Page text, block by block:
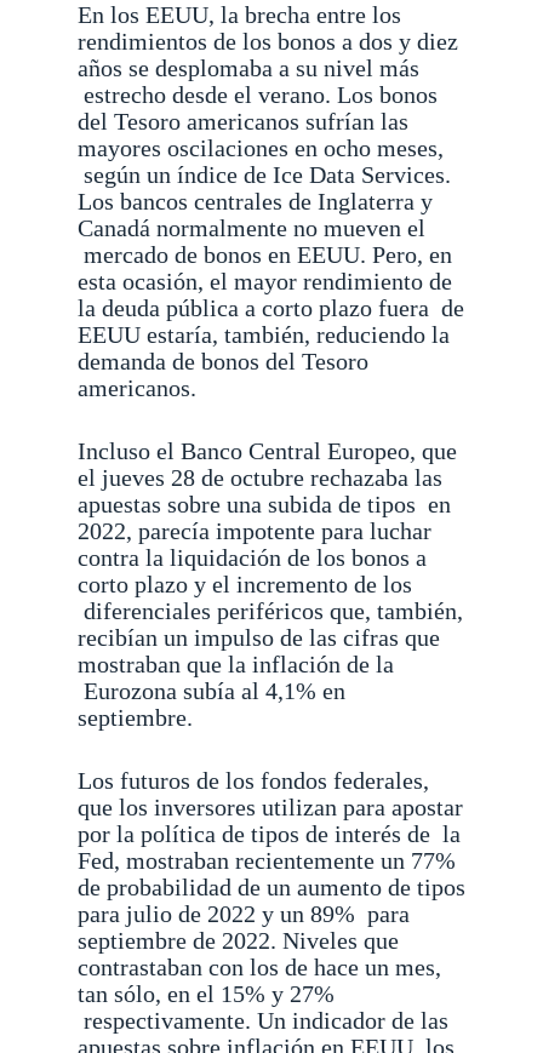
En los EEUU, la brecha entre los
rendimientos de los bonos a dos y diez
años se desplomaba a su nivel más
estrecho desde el verano. Los bonos
del Tesoro americanos sufrían las
mayores oscilaciones en ocho meses,
según un índice de Ice Data Services.
Los bancos centrales de Inglaterra y
Canadá normalmente no mueven el
mercado de bonos en EEUU. Pero, en
esta ocasión, el mayor rendimiento de
la deuda pública a corto plazo fuera de
EEUU estaría, también, reduciendo la
demanda de bonos del Tesoro
americanos.
Incluso el Banco Central Europeo, que
el jueves 28 de octubre rechazaba las
apuestas sobre una subida de tipos en
2022, parecía impotente para luchar
contra la liquidación de los bonos a
corto plazo y el incremento de los
diferenciales periféricos que, también,
recibían un impulso de las cifras que
mostraban que la inflación de la
Eurozona subía al 4,1% en
septiembre.
Los futuros de los fondos federales,
que los inversores utilizan para apostar
por la política de tipos de interés de la
Fed, mostraban recientemente un 77%
de probabilidad de un aumento de tipos
para julio de 2022 y un 89% para
septiembre de 2022. Niveles que
contrastaban con los de hace un mes,
tan sólo, en el 15% y 27%
respectivamente. Un indicador de las
apuestas sobre inflación en EEUU, los